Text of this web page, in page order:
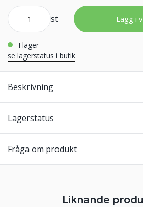
st Lägg i
i lager
se lagerstatus i butik
Beskrivning
Lagerstatus
Fråga om produkt
Liknande